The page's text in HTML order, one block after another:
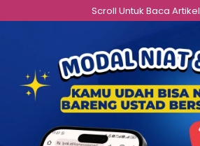
to
Scroll Untuk Baca Artikel